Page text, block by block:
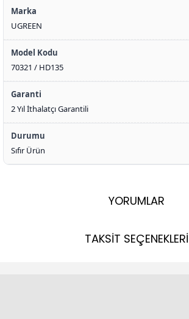
Marka
UGREEN
Model Kodu
70321 / HD135
Garanti
2 Yıl İthalatçı Garantili
Durumu
Sıfır Ürün
YORUMLAR
TAKSİT SEÇENEKLERİ